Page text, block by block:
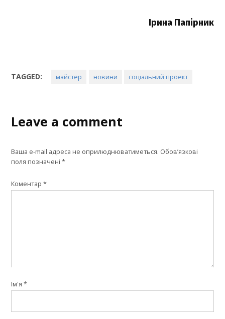
Ірина Папірник
TAGGED: майстер новини соціальний проект
Leave a comment
Ваша e-mail адреса не оприлюднюватиметься. Обов’язкові
поля позначені*
Коментар*
Ім'я*